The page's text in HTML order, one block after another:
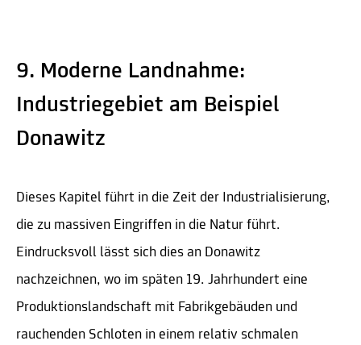
9. Moderne Landnahme:
Industriegebiet am Beispiel
Donawitz
Dieses Kapitel führt in die Zeit der Industrialisierung,
die zu massiven Eingriffen in die Natur führt.
Eindrucksvoll lässt sich dies an Donawitz
nachzeichnen, wo im späten 19. Jahrhundert eine
Produktionslandschaft mit Fabrikgebäuden und
rauchenden Schloten in einem relativ schmalen